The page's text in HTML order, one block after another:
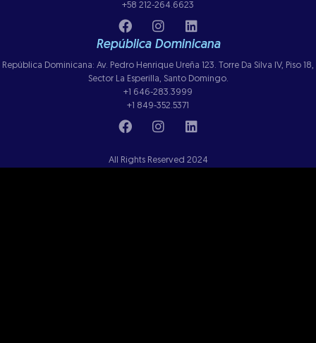
+58 212-264.6623
República Dominicana
República Dominicana: Av. Pedro Henrique Ureña 123. Torre Da Silva IV, Piso 18,
Sector La Esperilla, Santo Domingo.
+1 646-283.3999
+1 849-352.5371
All Rights Reserved 2024